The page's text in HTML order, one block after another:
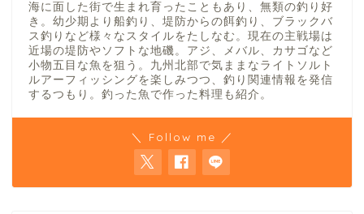
海に面した街で生まれ育ったこともあり、無類の釣り好
き。幼少期より船釣り、堤防からの餌釣り、ブラックバ
ス釣りなど様々なスタイルをたしなむ。現在の主戦場は
近場の堤防やソフトな地磯。アジ、メバル、カサゴなど
小物五目な魚を狙う。九州北部で気ままなライトソルト
ルアーフィッシングを楽しみつつ、釣り関連情報を発信
するつもり。釣った魚で作った料理も紹介。
＼ Follow me ／